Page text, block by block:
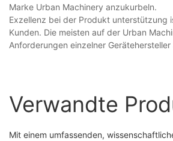
Marke Urban Machinery anzukurbeln.
Exzellenz bei der Produkt unterstützung
Kunden. Die meisten auf der Urban
Anforderungen einzelner
Verwandte
Mit einem umfassenden,